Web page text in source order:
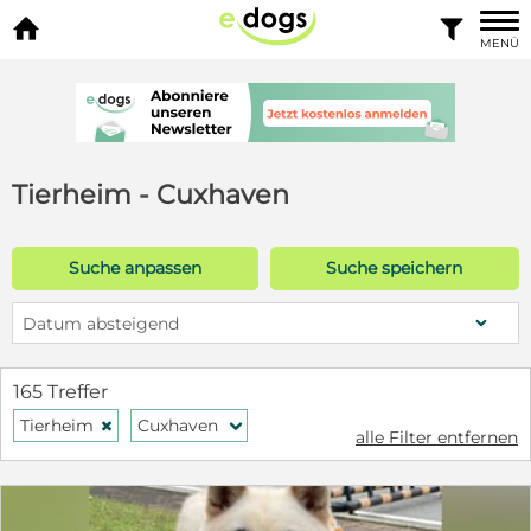
 
MENÜ
Tierheim - Cuxhaven
Suche anpassen Suche speichern
Datum absteigend
165 Treffer
Tierheim H Cuxhaven f
alle Filter entfernen